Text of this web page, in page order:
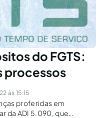
do FGTS:
processos
às 15:15
proferidas em
da ADI 5.090, que